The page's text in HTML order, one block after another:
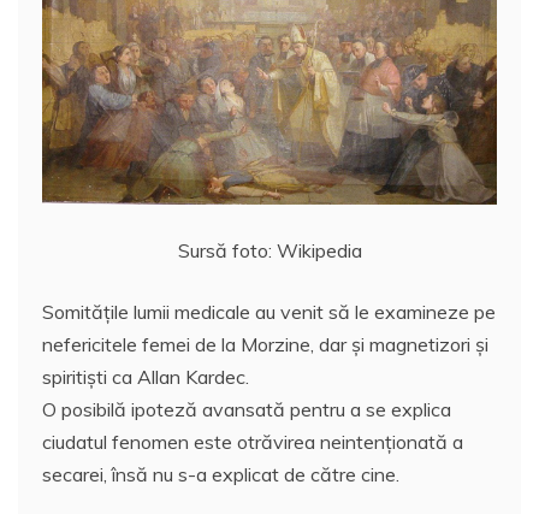
Sursă foto: Wikipedia
Somităţile lumii medicale au venit să le examineze pe
nefericitele femei de la Morzine, dar şi magnetizori și
spiritişti ca Allan Kardec.
O posibilă ipoteză avansată pentru a se explica
ciudatul fenomen este otrăvirea neintenționată a
secarei, însă nu s-a explicat de către cine.